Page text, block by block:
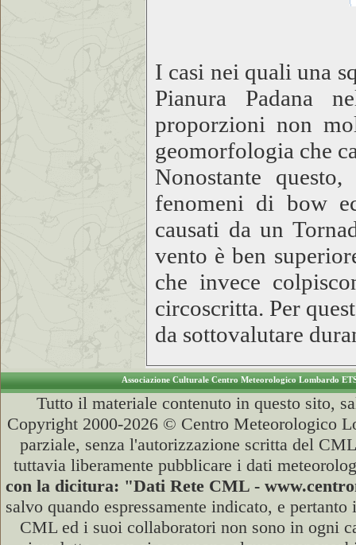
I casi nei quali una
Pianura Padana
proporzioni non
geomorfologia che
Nonostante
fenomeni di bow
causati da un
vento è ben
che invece
circoscritta. Per
da sottovalutare
Associazione Culturale Centro Meteorologico Lombardo
Tutto il materiale contenuto in questo sito,
Copyright 2000-2026 © Centro Meteorologico
parziale, senza l'autorizzazione scritta del
tuttavia liberamente pubblicare i dati
con la dicitura: "Dati Rete CML -
salvo quando espressamente indicato, e
CML ed i suoi collaboratori non sono in ogni